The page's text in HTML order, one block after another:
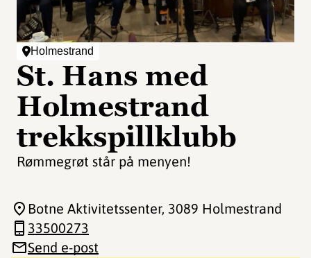
Holmestrand
St. Hans med
Holmestrand
trekkspillklubb
Rømmegrøt står på menyen!
Botne Aktivitetssenter, 3089 Holmestrand
33500273
Send e-post